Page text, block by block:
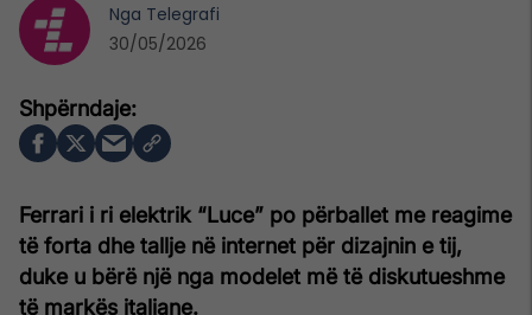
Ferrari i ri elektrik “Luce” po përballet me reagime
të forta dhe tallje në internet për dizajnin e tij,
duke u bërë një nga modelet më të diskutueshme
të markës italiane.
Nga Telegrafi
30/05/2026